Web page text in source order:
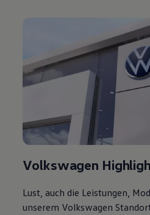
Volkswagen
Lust, auch die Leistungen,
unserem Volkswagen